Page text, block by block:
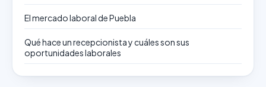
El mercado laboral de Puebla
Qué hace un recepcionista y cuáles son sus
oportunidades laborales